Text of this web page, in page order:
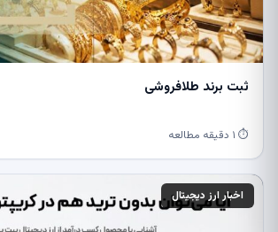
ثبت برند طلافروشی
⏱ ۱ دقیقه مطالعه
اخبار ارز دیجیتال